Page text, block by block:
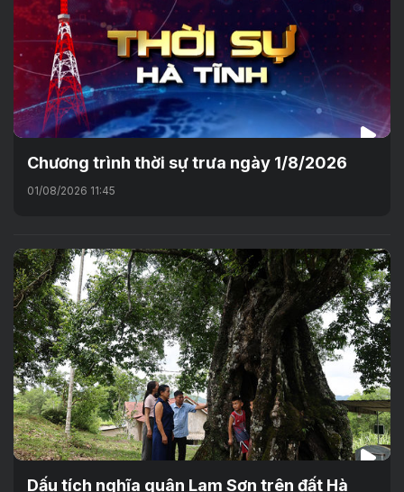
Chương trình thời sự trưa ngày 1/8/2026
01/08/2026 11:45
Dấu tích nghĩa quân Lam Sơn trên đất Hà